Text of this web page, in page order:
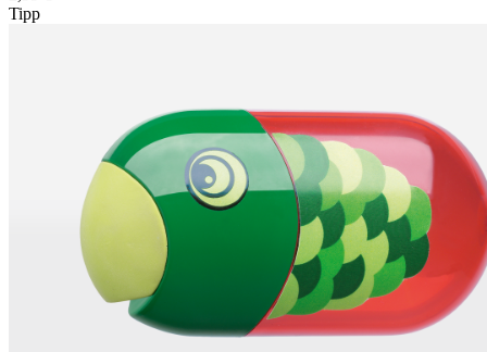
Tipp